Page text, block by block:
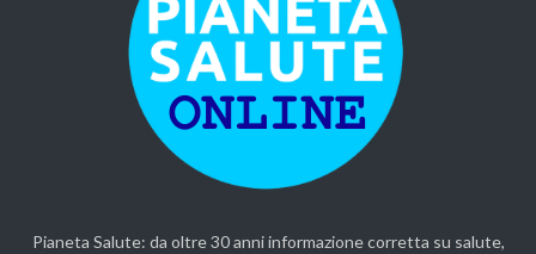
Pianeta Salute: da oltre 30 anni informazione corretta su salute,